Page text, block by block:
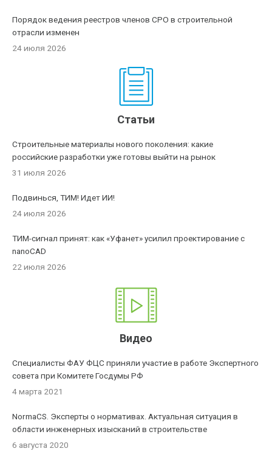
Порядок ведения реестров членов СРО в строительной
отрасли изменен
24 июля 2026
Статьи
Строительные материалы нового поколения: какие
российские разработки уже готовы выйти на рынок
31 июля 2026
Подвинься, ТИМ! Идет ИИ!
24 июля 2026
ТИМ-сигнал принят: как «Уфанет» усилил проектирование с
nanoCAD
22 июля 2026
Видео
Специалисты ФАУ ФЦС приняли участие в работе Экспертного
совета при Комитете Госдумы РФ
4 марта 2021
NormaCS. Эксперты о нормативах. Актуальная ситуация в
области инженерных изысканий в строительстве
6 августа 2020